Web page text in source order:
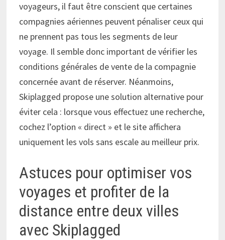
voyageurs, il faut être conscient que certaines
compagnies aériennes peuvent pénaliser ceux qui
ne prennent pas tous les segments de leur
voyage. Il semble donc important de vérifier les
conditions générales de vente de la compagnie
concernée avant de réserver. Néanmoins,
Skiplagged propose une solution alternative pour
éviter cela : lorsque vous effectuez une recherche,
cochez l’option « direct » et le site affichera
uniquement les vols sans escale au meilleur prix.
Astuces pour optimiser vos
voyages et profiter de la
distance entre deux villes
avec Skiplagged